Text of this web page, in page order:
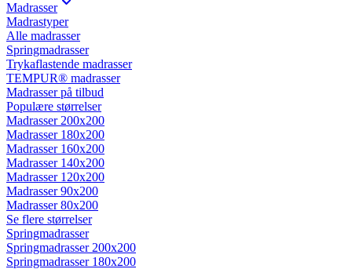
Madrasser
Madrastyper
Alle madrasser
Springmadrasser
Trykaflastende madrasser
TEMPUR® madrasser
Madrasser på tilbud
Populære størrelser
Madrasser 200x200
Madrasser 180x200
Madrasser 160x200
Madrasser 140x200
Madrasser 120x200
Madrasser 90x200
Madrasser 80x200
Se flere størrelser
Springmadrasser
Springmadrasser 200x200
Springmadrasser 180x200